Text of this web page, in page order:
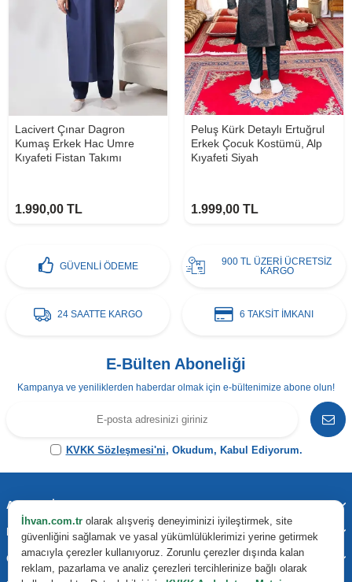
Lacivert Çınar Dagron
Kumaş Erkek Hac Umre
Kıyafeti Fistan Takımı
1.990,00 TL
Peluş Kürk Detaylı Ertuğrul
Erkek Çocuk Kostümü, Alp
Kıyafeti Siyah
1.999,00TL
GÜVENLİ ÖDEME
900 TL ÜZERİ ÜCRETSİZ
KARGO
24 SAATTE KARGO 6 TAKSİT İMKANI
E-Bülten Aboneliği
Kampanya ve yeniliklerden haberdar olmak için e-bültenimize abone olun!
KVKK Sözleşmesi'ni, Okudum, Kabul Ediyorum.
Adres & İletişim
Kategoriler
Önemli Bilgiler
İhvan.com.tr olarak alışveriş deneyiminizi iyileştirmek, site
güvenliğini sağlamak ve yasal yükümlülüklerimizi yerine getirmek
amacıyla çerezler kullanıyoruz. Zorunlu çerezler dışında kalan
reklam, pazarlama ve analiz çerezleri tercihlerinize bağlı olarak